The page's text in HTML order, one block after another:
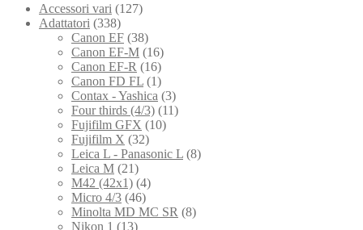
Accessori vari (127)
Adattatori (338)
Canon EF (38)
Canon EF-M (16)
Canon EF-R (16)
Canon FD FL (1)
Contax - Yashica (3)
Four thirds (4/3) (11)
Fujifilm GFX (10)
Fujifilm X (32)
Leica L - Panasonic L (8)
Leica M (21)
M42 (42x1) (4)
Micro 4/3 (46)
Minolta MD MC SR (8)
Nikon 1 (13)